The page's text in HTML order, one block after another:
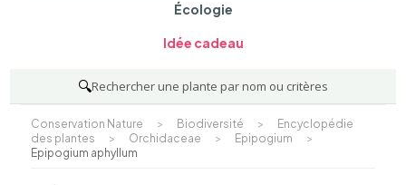
Écologie
Idée cadeau
🔍Rechercher une plante par nom ou critères
Conservation Nature > Biodiversité >
Encyclopédie
des plantes
> Orchidaceae > Epipogium
>
Epipogium aphyllum